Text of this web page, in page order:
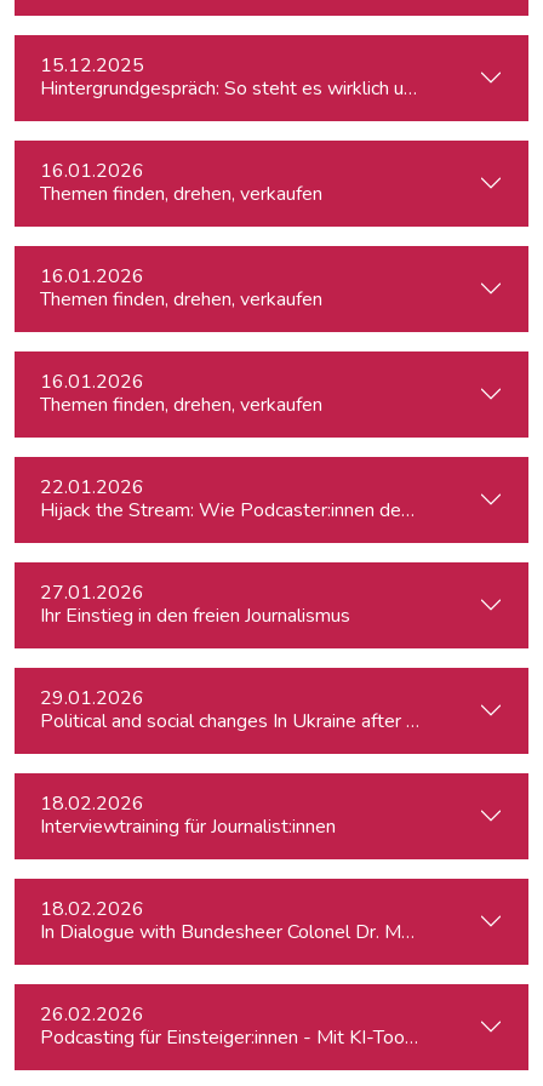
15.12.2025
Hintergrundgespräch: So steht es wirklich um die
16.01.2026
Themen finden, drehen, verkaufen
16.01.2026
Themen finden, drehen, verkaufen
16.01.2026
Themen finden, drehen, verkaufen
22.01.2026
Hijack the Stream: Wie Podcaster:innen den Umbruch in
27.01.2026
Ihr Einstieg in den freien Journalismus
29.01.2026
Political and social changes In Ukraine after four years of
18.02.2026
Interviewtraining für Journalist:innen
18.02.2026
In Dialogue with Bundesheer Colonel Dr. Markus Reisner
26.02.2026
Podcasting für Einsteiger:innen - Mit KI-Tools zum Erfolg